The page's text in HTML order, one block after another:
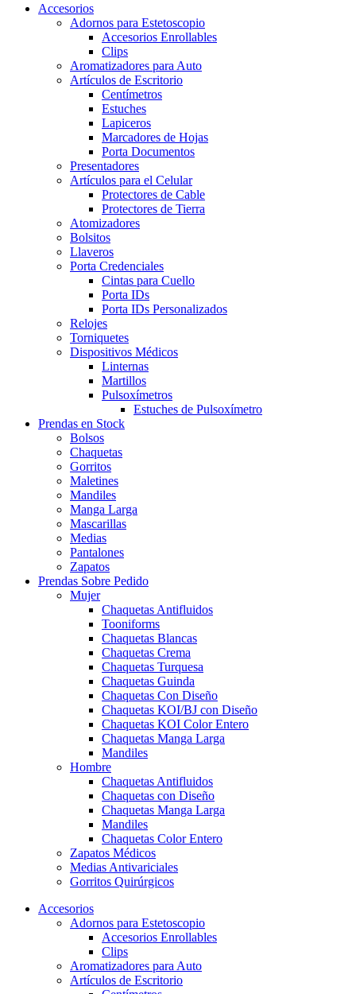
Accesorios
Adornos para Estetoscopio
Accesorios Enrollables
Clips
Aromatizadores para Auto
Artículos de Escritorio
Centímetros
Estuches
Lapiceros
Marcadores de Hojas
Porta Documentos
Presentadores
Artículos para el Celular
Protectores de Cable
Protectores de Tierra
Atomizadores
Bolsitos
Llaveros
Porta Credenciales
Cintas para Cuello
Porta IDs
Porta IDs Personalizados
Relojes
Torniquetes
Dispositivos Médicos
Linternas
Martillos
Pulsoxímetros
Estuches de Pulsoxímetro
Prendas en Stock
Bolsos
Chaquetas
Gorritos
Maletines
Mandiles
Manga Larga
Mascarillas
Medias
Pantalones
Zapatos
Prendas Sobre Pedido
Mujer
Chaquetas Antifluidos
Tooniforms
Chaquetas Blancas
Chaquetas Crema
Chaquetas Turquesa
Chaquetas Guinda
Chaquetas Con Diseño
Chaquetas KOI/BJ con Diseño
Chaquetas KOI Color Entero
Chaquetas Manga Larga
Mandiles
Hombre
Chaquetas Antifluidos
Chaquetas con Diseño
Chaquetas Manga Larga
Mandiles
Chaquetas Color Entero
Zapatos Médicos
Medias Antivariciales
Gorritos Quirúrgicos
Accesorios
Adornos para Estetoscopio
Accesorios Enrollables
Clips
Aromatizadores para Auto
Artículos de Escritorio